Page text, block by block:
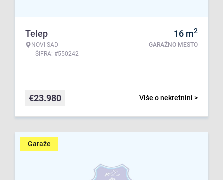
Telep
NOVI SAD
ŠIFRA: #550242
16 m2
GARAŽNO MESTO
Više o nekretnini >
€23.980
Garaže